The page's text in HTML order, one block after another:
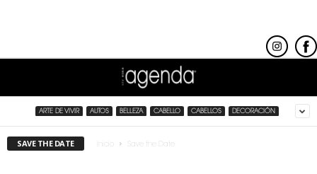
ARTE DE VIVIR AUTOS BELLEZA CABELLO CABELLOS DECORACIÓN
SAVE THE DATE Save the Date